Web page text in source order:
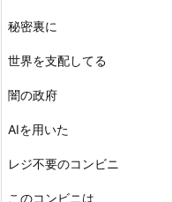
秘密裏に
世界を支配してる
闇の政府
AIを用いた
レジ不要のコンビニ
このコンビニは